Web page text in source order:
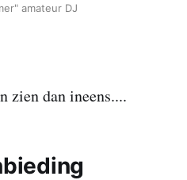
amateur DJ
zien dan ineens....